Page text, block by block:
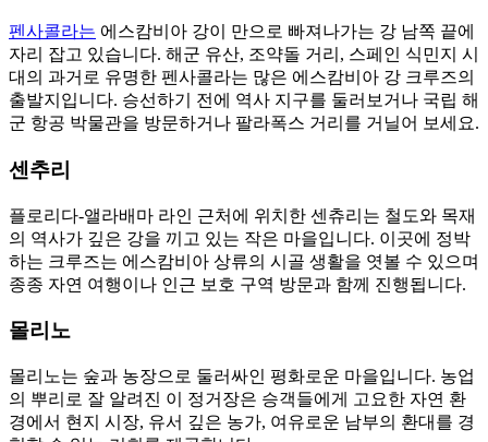
펜사콜라는 에스캄비아 강이 만으로 빠져나가는 강 남쪽 끝에
자리 잡고 있습니다. 해군 유산, 조약돌 거리, 스페인 식민지 시
대의 과거로 유명한 펜사콜라는 많은 에스캄비아 강 크루즈의
출발지입니다. 승선하기 전에 역사 지구를 둘러보거나 국립 해
군 항공 박물관을 방문하거나 팔라폭스 거리를 거닐어 보세요.
센추리
플로리다-앨라배마 라인 근처에 위치한 센츄리는 철도와 목재
의 역사가 깊은 강을 끼고 있는 작은 마을입니다. 이곳에 정박
하는 크루즈는 에스캄비아 상류의 시골 생활을 엿볼 수 있으며
종종 자연 여행이나 인근 보호 구역 방문과 함께 진행됩니다.
몰리노
몰리노는 숲과 농장으로 둘러싸인 평화로운 마을입니다. 농업
의 뿌리로 잘 알려진 이 정거장은 승객들에게 고요한 자연 환
경에서 현지 시장, 유서 깊은 농가, 여유로운 남부의 환대를 경